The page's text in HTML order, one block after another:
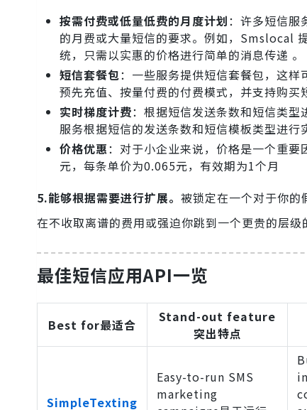
按需付费或低量低费的月度计划：许多短信服
的月费或大量短信的要求。例如，Smslocal
统，只需以实惠的价格进行简单的消息传递 。
短信套餐包：一些服务提供短信套餐包，这
预先充值、按量付费的付费模式，并支持购买
实时梯度计费：根据短信发送条数和短信类
服务根据短信的发送条数和短信模板类型进行
价格优惠：对于小企业来说，价格是一个重
元，每条单价为0.065元，有效期为1个月
5.能够根据需要进行扩展。 被锁定在一个对于你的
在不收取离谱的费用或强迫你跳到一个更贵的层
最佳短信应用API一览
Best for最适合
Stand-out feature
突出特点
SimpleTexting
Easy-to-run SMS
marketing